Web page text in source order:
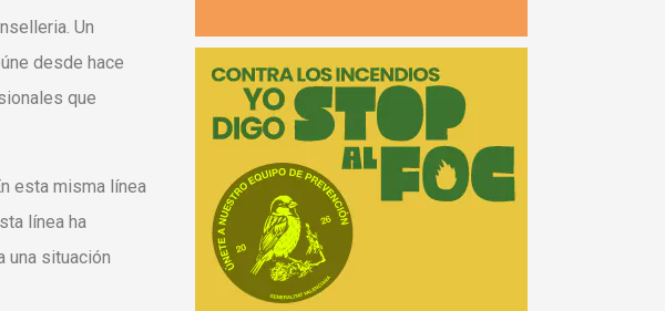
Un
desde hace
que
esta misma línea
línea ha
una situación